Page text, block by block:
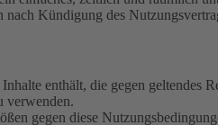
Kündigung des
enthält, die gegen geltendes
verwenden.
gegen diese